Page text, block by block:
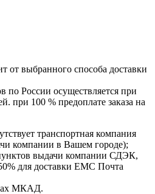
от выбранного способа доставки
по России осуществляется при
при 100 % предоплате заказа на
транспортная компания
компании в Вашем городе);
выдачи компании СДЭК,
для доставки ЕМС Почта
МКАД.